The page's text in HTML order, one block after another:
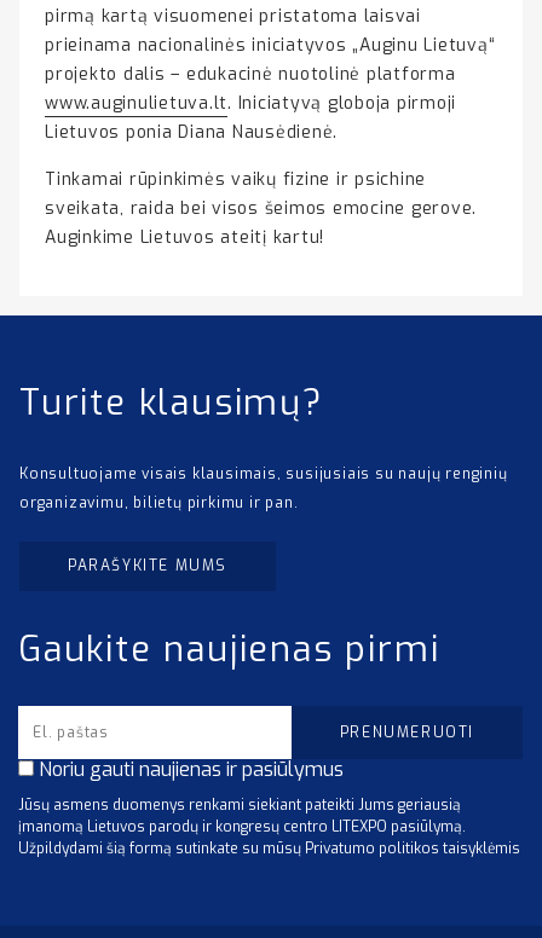
pirmą kartą visuomenei pristatoma laisvai
prieinama nacionalinės iniciatyvos „Auginu Lietuvą“
projekto dalis – edukacinė nuotolinė platforma
www.auginulietuva.lt. Iniciatyvą globoja pirmoji
Lietuvos ponia Diana Nausėdienė.
Tinkamai rūpinkimės vaikų fizine ir psichine
sveikata, raida bei visos šeimos emocine gerove.
Auginkime Lietuvos ateitį kartu!
Turite klausimų?
Konsultuojame visais klausimais, susijusiais su naujų renginių
organizavimu, bilietų pirkimu ir pan.
PARAŠYKITE MUMS
Gaukite naujienas pirmi
Noriu gauti naujienas ir pasiūlymus
Jūsų asmens duomenys renkami siekiant pateikti Jums geriausią
įmanomą Lietuvos parodų ir kongresų centro LITEXPO pasiūlymą.
Užpildydami šią formą sutinkate su mūsų Privatumo politikos taisyklėmis